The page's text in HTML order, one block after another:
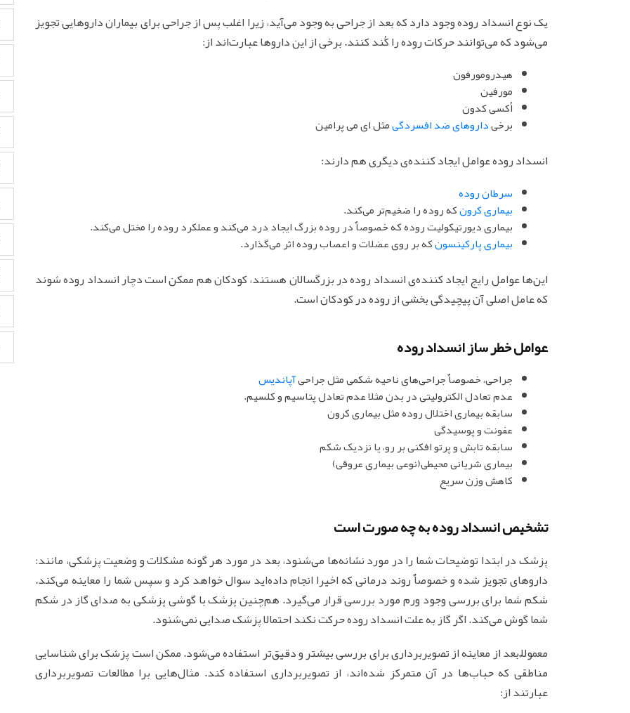
یک نوع انسداد روده وجود دارد که بعد از جراحی به وجود می‌آید، زیرا اغلب پس از جراحی برای بیماران داروهایی تجویز
می‌شود که می‌توانند حرکات روده را کُند کنند. برخی از این داروها عبارت‌اند از:
هیدرومورفون
مورفین
اُکسی کدون
برخیداروهای ضد افسردگیمثل ای می پرامین
انسداد روده عوامل ایجاد کننده‌ی دیگری هم دارند:
سرطان روده
بیماری کرونکه روده را ضخیم‌تر می‌کند.
بیماری دیورتیکولیت روده که خصوصاٌ در روده بزرگ ایجاد درد می‌کند و عملکرد روده را مختل می‌کند.
بیماری پارکینسونکه بر روی عضلات و اعصاب روده اثر می‌گذارد.
این‌ها عوامل رایج ایجاد کننده‌ی انسداد روده در بزرگسالان هستند، کودکان هم ممکن است دچار انسداد روده شوند
که عامل اصلی آن پیچیدگی بخشی از روده در کودکان است.
عوامل خطر ساز انسداد روده
جراحی، خصوصاٌ جراحی‌های ناحیه شکمی مثل جراحیآپاندیس
عدم تعادل الکترولیتی در بدن مثلا عدم تعادل پتاسیم و کلسیم.
سابقه بیماری اختلال روده مثل بیماری کرون
عفونت و پوسیدگی
سابقه تابش و پرتو افکنی بر رو، یا نزدیک شکم
بیماری شریانی محیطی(نوعی بیماری عروقی)
کاهش وزن سریع
تشخیص انسداد روده به چه صورت است
پزشک در ابتدا توضیحات شما را در مورد نشانه‌ها می‌شنود، بعد در مورد هر گونه مشکلات و وضعیت پزشکی، مانند:
داروهای تجویز شده و خصوصاٌ روند درمانی که اخیرا انجام داده‌اید سوال خواهد کرد و سپس شما را معاینه می‌کند.
شکم شما برای بررسی وجود ورم مورد بررسی قرار می‌گیرد. هم‌چنین پزشک با گوشی پزشکی به صدای گاز در شکم
شما گوش می‌کند. اگر گاز به علت انسداد روده حرکت نکند احتمالا پزشک صدایی نمی‌شنود.
معمولاٌ بعد از معاینه از تصویربرداری برای بررسی بیشتر و دقیق‌تر استفاده می‌شود. ممکن است پزشک برای شناسایی
مناطقی که حباب‌ها در آن متمرکز شده‌اند، از تصویربرداری استفاده کند. مثال‌هایی برا مطالعات تصویربرداری
عبارتند از: